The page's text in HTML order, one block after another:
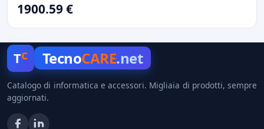
1900.59 €
Tc TecnoCARE.net
Catalogo di informatica e accessori. Migliaia di prodotti, sempre
aggiornati.